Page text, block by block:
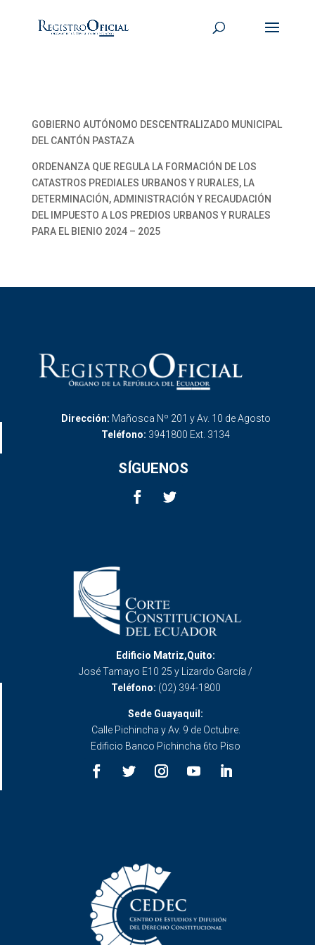
GOBIERNO AUTÓNOMO DESCENTRALIZADO MUNICIPAL
DEL CANTÓN PASTAZA
ORDENANZA QUE REGULA LA FORMACIÓN DE LOS
CATASTROS PREDIALES URBANOS Y RURALES, LA
DETERMINACIÓN, ADMINISTRACIÓN Y RECAUDACIÓN
DEL IMPUESTO A LOS PREDIOS URBANOS Y RURALES
PARA EL BIENIO 2024 – 2025
Dirección: Mañosca Nº 201 y Av. 10 de Agosto
Teléfono: 3941800 Ext. 3134
SÍGUENOS
Edificio Matriz,Quito:
José Tamayo E10 25 y Lizardo García /
Teléfono: (02) 394-1800
Sede Guayaquil:
Calle Pichincha y Av. 9 de Octubre.
Edificio Banco Pichincha 6to Piso